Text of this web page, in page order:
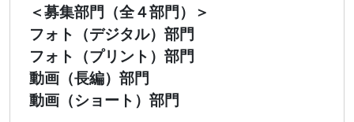
＜募集部門（全４部門）＞
フォト（デジタル）部門
フォト（プリント）部門
動画（長編）部門
動画（ショート）部門